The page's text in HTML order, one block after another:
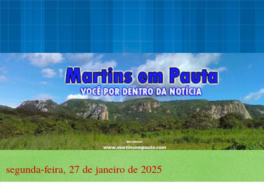
segunda-feira, 27 de janeiro de 2025